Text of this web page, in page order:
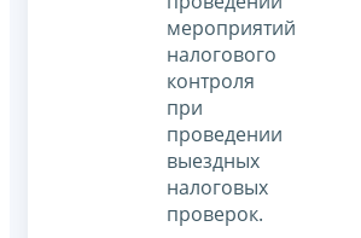
мероприятий
налогового
контроля
при
проведении
выездных
налоговых
проверок.